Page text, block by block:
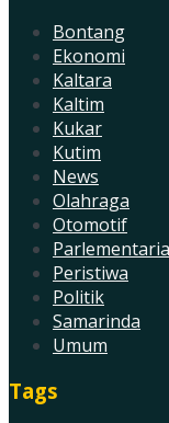
Bontang
Ekonomi
Kaltara
Kaltim
Kukar
Kutim
News
Olahraga
Otomotif
Parlementaria
Peristiwa
Politik
Samarinda
Umum
Tags